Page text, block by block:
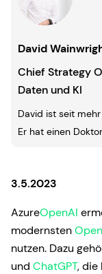
3.5.2023
AzureOpenAI
modernsten
nutzen. Dazu
und ChatGPT, die
David
Chief Strategy
Daten und KI
David ist seit mehr
Er hat einen